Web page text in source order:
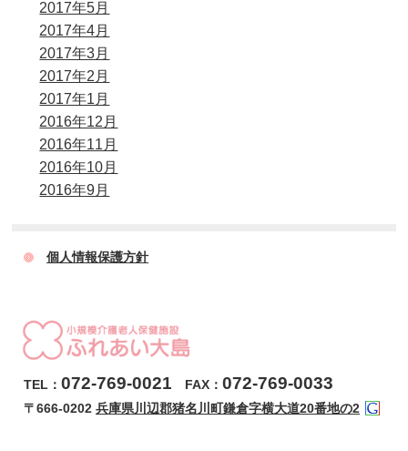
2017年5月
2017年4月
2017年3月
2017年2月
2017年1月
2016年12月
2016年11月
2016年10月
2016年9月
個人情報保護方針
TEL：072-769-0021 FAX：072-769-0033
〒666-0202兵庫県川辺郡猪名川町鎌倉字横大道20番地の2